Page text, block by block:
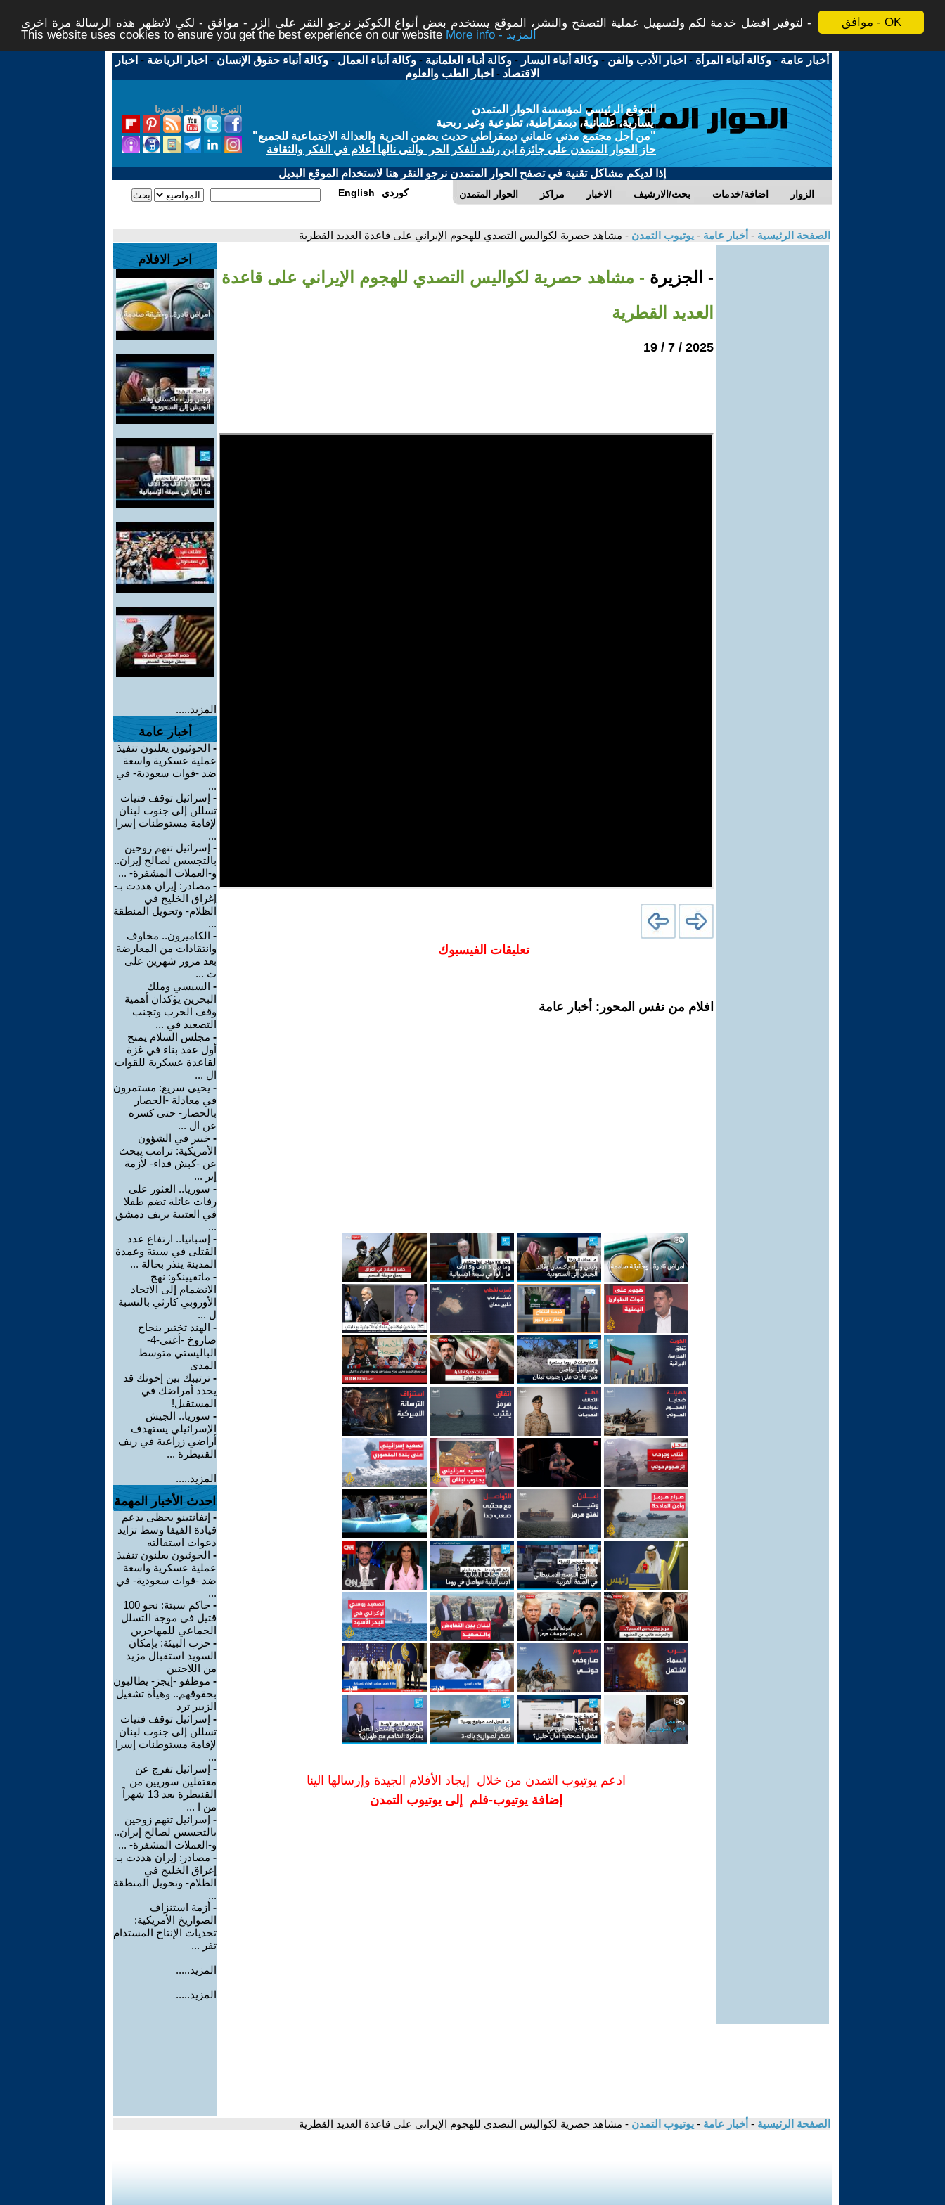
موافق - OK
لتوفير افضل خدمة لكم ولتسهيل عملية التصفح والنشر، الموقع يستخدم بعض أنواع الكوكيز نرجو النقر على الزر - موافق - لكي لاتظهر هذه الرسالة مرة اخرى -
This website uses cookies to ensure you get the best experience on our website
More info - المزيد
أخبار عامة -وكالة أنباء المرأة - اخبار الأدب والفن -وكالة أنباء اليسار -وكالة أنباء العلمانية -وكالة أنباء العمال -وكالة أنباء حقوق الإنسان - اخبار الرياضة - اخبار
الاقتصاد - اخبار الطب والعلوم
التبرع للموقع - ادعمونا
الموقع الرئيسي لمؤسسة الحوار المتمدن
يسارية، علمانية، ديمقراطية، تطوعية وغير ربحية
"من أجل مجتمع مدني علماني ديمقراطي حديث يضمن الحرية والعدالة الاجتماعية للجميع"
حاز الحوار المتمدن على جائزة ابن رشد للفكر الحر والتى نالها أعلام في الفكر والثقافة
إذا لديكم مشاكل تقنية في تصفح الحوار المتمدن نرجو النقر هنا لاستخدام الموقع البديل
الحوار المتمدن مراكز الاخبار بحث/الارشيف اضافة/خدمات الزوار English كوردي
الصفحة الرئيسية - أخبار عامة - يوتيوب التمدن - مشاهد حصرية لكواليس التصدي للهجوم الإيراني على قاعدة العديد القطرية
- الجزيرة - مشاهد حصرية لكواليس التصدي للهجوم الإيراني على قاعدة
العديد القطرية
2025 / 7 / 19
تعليقات الفيسبوك
افلام من نفس المحور: أخبار عامة
ادعم يوتيوب التمدن من خلال إيجاد الأفلام الجيدة وإرسالها الينا
إضافة يوتيوب-فلم إلى يوتيوب التمدن
اخر الافلام
المزيد.....
أخبار عامة
- الحوثيون يعلنون تنفيذ
عملية عسكرية واسعة
ضد -قوات سعودية- في
...
- إسرائيل توقف فتيات
تسللن إلى جنوب لبنان
لإقامة مستوطنات إسرا
...
- إسرائيل تتهم زوجين
بالتجسس لصالح إيران..
و-العملات المشفرة- ...
- مصادر: إيران هددت بـ-
إغراق الخليج في
الظلام- وتحويل المنطقة
...
- الكاميرون.. مخاوف
وانتقادات من المعارضة
بعد مرور شهرين على
ت ...
- السيسي وملك
البحرين يؤكدان أهمية
وقف الحرب وتجنب
التصعيد في ...
- مجلس السلام يمنح
أول عقد بناء في غزة
لقاعدة عسكرية للقوات
ال ...
- يحيى سريع: مستمرون
في معادلة -الحصار
بالحصار- حتى كسره
عن ال ...
- خبير في الشؤون
الأمريكية: ترامب يبحث
عن -كبش فداء- لأزمة
إير ...
- سوريا.. العثور على
رفات عائلة تضم طفلا
في العتيبة بريف دمشق
...
- إسبانيا.. ارتفاع عدد
القتلى في سبتة وعمدة
المدينة ينذر بحالة ...
- ماتفيينكو: نهج
الانضمام إلى الاتحاد
الأوروبي كارثي بالنسبة
ل ...
- الهند تختبر بنجاح
صاروخ -أغني-4-
الباليستي متوسط
المدى
- ترتيبك بين إخوتك قد
يحدد أمراضك في
المستقبل!
- سوريا.. الجيش
الإسرائيلي يستهدف
أراضي زراعية في ريف
القنيطرة ...
المزيد.....
احدث الأخبار المهمة
- إنفانتينو يحظى بدعم
قيادة الفيفا وسط تزايد
دعوات استقالته
- الحوثيون يعلنون تنفيذ
عملية عسكرية واسعة
ضد -قوات سعودية- في
...
-
حاكم سبتة: نحو 100
قتيل في موجة التسلل
الجماعي للمهاجرين
- حزب البيئة: بإمكان
السويد استقبال مزيد
من اللاجئين
- موظفو -إيجز- يطالبون
بحقوقهم.. وهيأة تشغيل
الزبير ترد
- إسرائيل توقف فتيات
تسللن إلى جنوب لبنان
لإقامة مستوطنات إسرا
...
- إسرائيل تفرج عن
معتقلين سوريين من
القنيطرة بعد 13 شهراً
من ا ...
- إسرائيل تتهم زوجين
بالتجسس لصالح إيران..
و-العملات المشفرة- ...
- مصادر: إيران هددت بـ-
إغراق الخليج في
الظلام- وتحويل المنطقة
...
- أزمة استنزاف
الصواريخ الأمريكية:
تحديات الإنتاج المستدام
تفر ...
المزيد.....
المزيد.....
الصفحة الرئيسية - أخبار عامة - يوتيوب التمدن - مشاهد حصرية لكواليس التصدي للهجوم الإيراني على قاعدة العديد القطرية